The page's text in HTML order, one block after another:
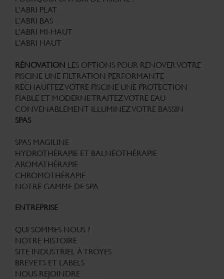
L’ABRI PLAT
L’ABRI BAS
L’ABRI MI-HAUT
L’ABRI HAUT
RÉNOVATION LES OPTIONS POUR RENOVER VOTRE
PISCINE UNE FILTRATION PERFORMANTE
RECHAUFFEZ VOTRE PISCINE UNE PROTECTION
FIABLE ET MODERNETRAITEZ VOTRE EAU
CONVENABLEMENT ILLUMINEZ VOTRE BASSIN
SPAS
SPAS MAGILINE
HYDROTHÉRAPIE ET BALNÉOTHÉRAPIE
AROMATHÉRAPIE
CHROMOTHÉRAPIE
NOTRE GAMME DE SPA
ENTREPRISE
QUI SOMMES NOUS ?
NOTRE HISTOIRE
SITE INDUSTRIEL À TROYES
BREVETS ET LABELS
NOUS REJOINDRE